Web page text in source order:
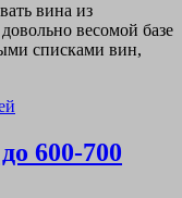
вина из
весомой базе
списками вин,
600-700